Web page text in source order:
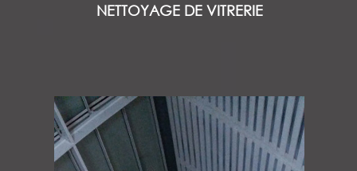
NETTOYAGE DE VITRERIE